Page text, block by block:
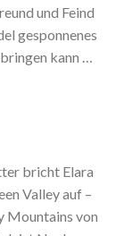
und Feind
gesponnenes
kann …
bricht Elara
Valley auf –
Mountains von